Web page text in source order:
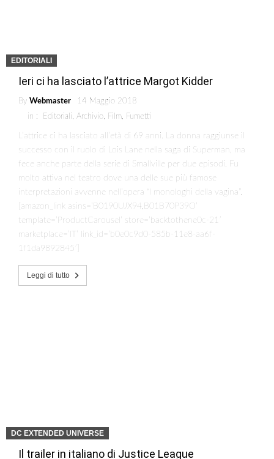
EDITORIALI
Ieri ci ha lasciato l’attrice Margot Kidder
By Webmaster
14 Maggio 2018
in :
Editoriali Archivio Film Fumetti
L’attrice ci ha lasciato all’età di 69 anni. La donna raggiunse il
successo con il ruolo di Lois Lane nella saga di Superman, ma
fece anche parte della serie di Smallville per due episodi. Fu
molto attiva nel teatro dove una delle sue più famose
interpretazioni avvenne nell’opera “I monologhi della vagina”.
[amazon_link asins=’B0190UJX94,B01B70P39O’
template=’ProductCarousel’ store=’backtothene0c-21′
marketplace=’IT’ link_id=’b0e0c9d0-585b-11e8-aa6f-
1f1da9892845′]
Leggi di tutto
DC EXTENDED UNIVERSE
Il trailer in italiano di Justice League